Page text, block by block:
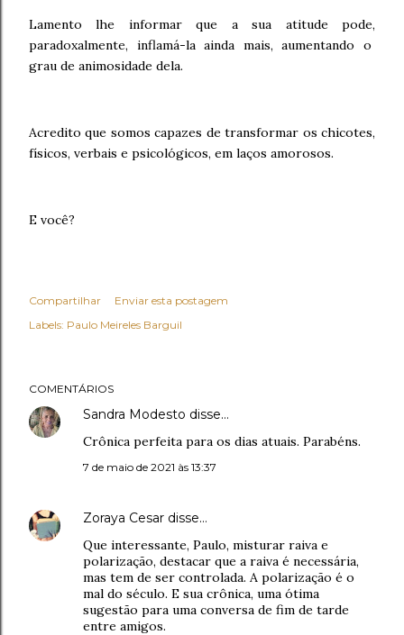
Lamento lhe informar que a sua atitude pode,
paradoxalmente, inflamá-la ainda mais, aumentando o
grau de animosidade dela.
Acredito que somos capazes de transformar os chicotes,
físicos, verbais e psicológicos, em laços amorosos.
E você?
Compartilhar
Enviar esta postagem
Labels: Paulo Meireles Barguil
COMENTÁRIOS
Sandra Modesto disse…
Crônica perfeita para os dias atuais. Parabéns.
7 de maio de 2021 às 13:37
Zoraya Cesar disse…
Que interessante, Paulo, misturar raiva e
polarização, destacar que a raiva é necessária,
mas tem de ser controlada. A polarização é o
mal do século. E sua crônica, uma ótima
sugestão para uma conversa de fim de tarde
entre amigos.